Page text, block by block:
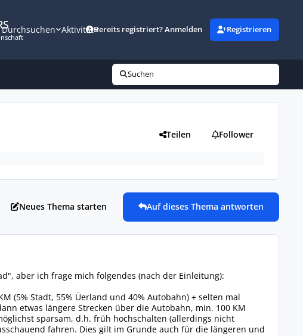
Durchsuchen AktivitätBereits registriert? Anmelden Registrieren
Suchen
Teilen Follower
Neues Thema starten Auf dieses Thema antworten
aber ich frage mich folgendes (nach der Einleitung):
(5% Stadt, 55% Üerland und 40% Autobahn) + selten mal
etwas längere Strecken über die Autobahn, min. 100 KM
sparsam, d.h. früh hochschalten (allerdings nicht
fahren. Dies gilt im Grunde auch für die längeren und